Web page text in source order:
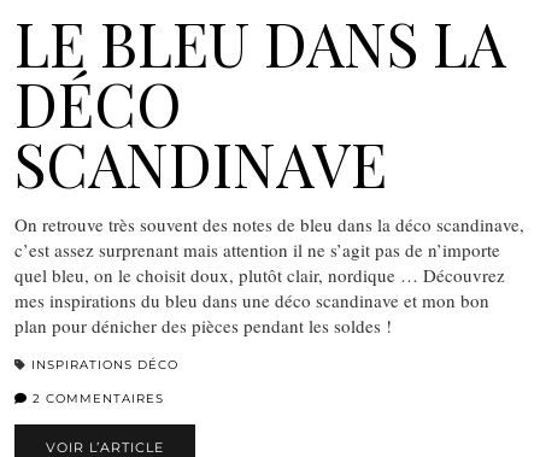
LE BLEU DANS LA
DÉCO
SCANDINAVE
On retrouve très souvent des notes de bleu dans la déco scandinave,
c’est assez surprenant mais attention il ne s’agit pas de n’importe
quel bleu, on le choisit doux, plutôt clair, nordique … Découvrez
mes inspirations du bleu dans une déco scandinave et mon bon
plan pour dénicher des pièces pendant les soldes !
INSPIRATIONS DÉCO
2 COMMENTAIRES
VOIR L’ARTICLE